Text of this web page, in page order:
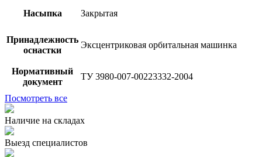
Насыпка Закрытая
Принадлежность
оснастки
Эксцентриковая орбитальная машинка
Нормативный
документ
ТУ 3980-007-00223332-2004
Посмотреть все
Наличие на складах
Выезд специалистов